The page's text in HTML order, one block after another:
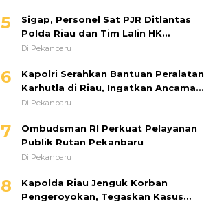
5
Sigap, Personel Sat PJR Ditlantas
Polda Riau dan Tim Lalin HK
Berjibaku Selamatkan Korban
Di Pekanbaru
6
Kapolri Serahkan Bantuan Peralatan
Karhutla di Riau, Ingatkan Ancaman
El Niño dan Prioritaskan
Di Pekanbaru
7
Ombudsman RI Perkuat Pelayanan
Publik Rutan Pekanbaru
Di Pekanbaru
8
Kapolda Riau Jenguk Korban
Pengeroyokan, Tegaskan Kasus